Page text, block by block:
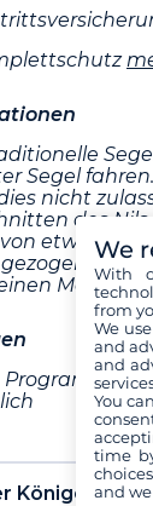
Segel
nicht
des
etwa 30 m
Motor
Könige
We
With
from
We
and
and
You
time
and